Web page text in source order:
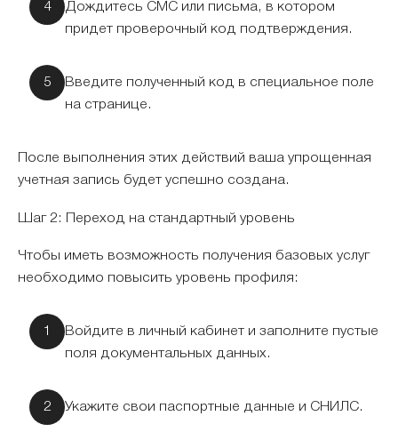
Дождитесь СМС или письма, в котором
придет проверочный код подтверждения.
Введите полученный код в специальное поле
на странице.
После выполнения этих действий ваша упрощенная
учетная запись будет успешно создана.
Шаг 2: Переход на стандартный уровень
Чтобы иметь возможность получения базовых услуг
необходимо повысить уровень профиля:
Войдите в личный кабинет и заполните пустые
поля документальных данных.
Укажите свои паспортные данные и СНИЛС.